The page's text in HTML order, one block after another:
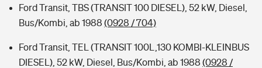
Ford Transit, TBS (TRANSIT 100 DIESEL), 52 kW, Diesel,
Bus/Kombi, ab 1988 (0928 / 704)
Ford Transit, TEL (TRANSIT 100L,130 KOMBI-KLEINBUS
DIESEL), 52 kW, Diesel, Bus/Kombi, ab 1988 (0928 /